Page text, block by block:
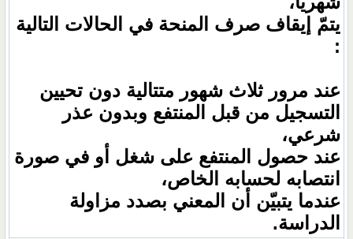
يتمّ إيقاف صرف المنحة في الحالات التالية
:
عند مرور ثلاث شهور متتالية دون تحيين
التسجيل من قبل المنتفع وبدون عذر
شرعي،
عند حصول المنتفع على شغل أو في صورة
انتصابه لحسابه الخاص،
عندما يتبيّن أن المعني بصدد مزاولة
الدراسة.